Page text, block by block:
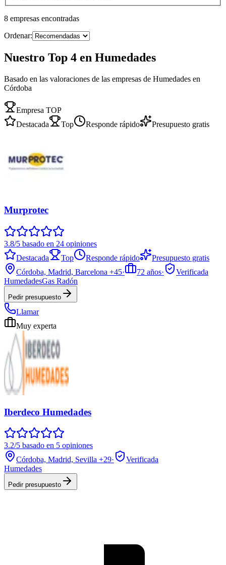
8 empresas encontradas
Ordenar:
Nuestro Top 4 en Humedades
Basado en las valoraciones de las empresas de Humedades en
Córdoba
Empresa TOP
Destacada
Top Responde rápido Presupuesto gratis
Murprotec
3.8/5 basado en 24 opiniones
Destacada
Top Responde rápido
Presupuesto gratis
Córdoba, Madrid, Barcelona +45· 72 años·
Verificada
HumedadesGas Radón
Pedir presupuesto
Llamar
Muy experta
Iberdeco Humedades
3.2/5 basado en 5 opiniones
Córdoba, Madrid, Sevilla +29·
Verificada
Humedades
Pedir presupuesto